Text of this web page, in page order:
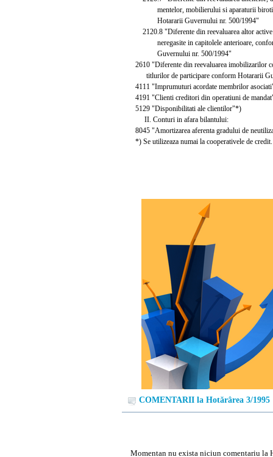
mentelor, mobilierului si aparaturii
Hotararii Guvernului nr. 500/1994"
2120.8 "Diferente din reevaluarea altor active
neregasite in capitolele anterioare,
Guvernului nr. 500/1994"
2610 "Diferente din reevaluarea imobilizarilor
titlurilor de participare conform Hotararii
4111 "Imprumuturi acordate membrilor
4191 "Clienti creditori din operatiuni de
5129 "Disponibilitati ale clientilor"*)
II. Conturi in afara bilantului:
8045 "Amortizarea aferenta gradului de
*) Se utilizeaza numai la cooperativele de credit.
COMENTARII la Hotărârea 3/1995
Momentan nu exista niciun comentariu la